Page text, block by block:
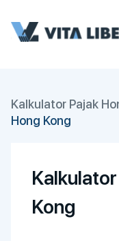
Kalkulator Pajak
Hong Kong
Kong